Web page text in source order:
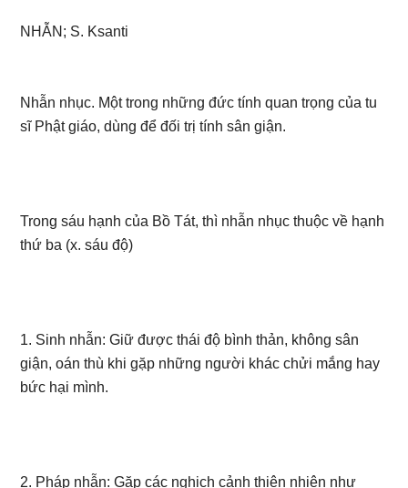
NHẪN; S. Ksanti
Nhẫn nhục. Một trong những đức tính quan trọng của tu
sĩ Phật giáo, dùng để đối trị tính sân giận.
Trong sáu hạnh của Bồ Tát, thì nhẫn nhục thuộc về hạnh
thứ ba (x. sáu độ)
1. Sinh nhẫn: Giữ được thái độ bình thản, không sân
giận, oán thù khi gặp những người khác chửi mắng hay
bức hại mình.
2. Pháp nhẫn: Gặp các nghịch cảnh thiên nhiên như